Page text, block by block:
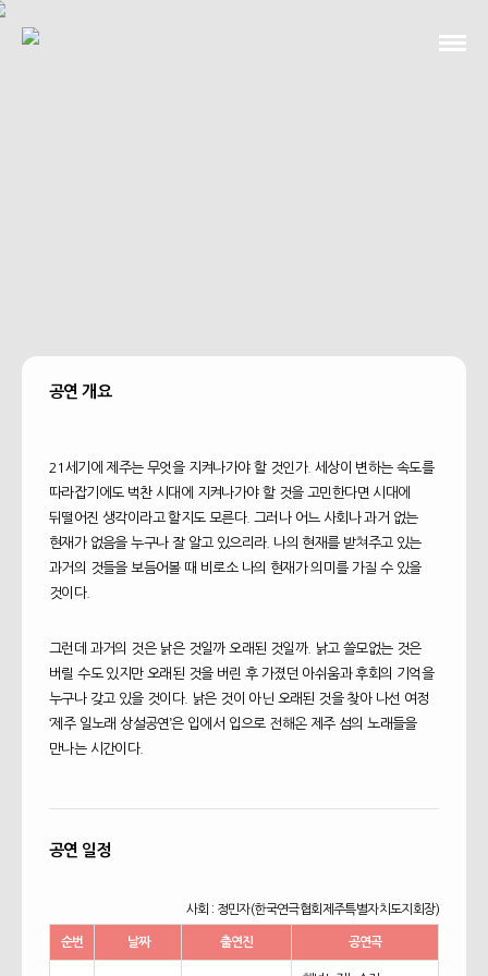
공연단
인사말
공지사항
2022제주일노래듣기
2022제주일노래악보집
언론보도
공연 개요
21세기에 제주는 무엇을 지켜나가야 할 것인가. 세상이 변하는 속도를
따라잡기에도 벅찬 시대에 지켜나가야 할 것을 고민한다면 시대에
뒤떨어진 생각이라고 할지도 모른다. 그러나 어느 사회나 과거 없는
현재가 없음을 누구나 잘 알고 있으리라. 나의 현재를 받쳐주고 있는
과거의 것들을 보듬어볼 때 비로소 나의 현재가 의미를 가질 수 있을
것이다.
그런데 과거의 것은 낡은 것일까 오래된 것일까. 낡고 쓸모없는 것은
버릴 수도 있지만 오래된 것을 버린 후 가졌던 아쉬움과 후회의 기억을
누구나 갖고 있을 것이다. 낡은 것이 아닌 오래된 것을 찾아 나선 여정
‘제주 일노래 상설공연’은 입에서 입으로 전해온 제주 섬의 노래들을
만나는 시간이다.
공연 일정
사회 : 정민자(한국연극협회제주특별자치도지회장)
순번 날짜 출연진 공연곡